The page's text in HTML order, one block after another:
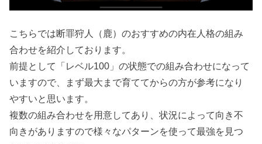
こちらでは断罪狩人（鹿）のおすすめの内在人格の組み
合わせを紹介しております。
前提として「レベル100」の状態での組み合わせになって
いますので、まず最大まで育ててからの方が参考になり
やすいと思います。
複数の組み合わせを用意してあり、状況によって向き不
向きがありますので様々なパターンを使って最強を見つ